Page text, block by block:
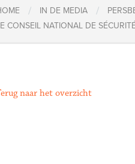
/ IN DE MEDIA /
CONSEIL NATIONAL DE
naar het overzicht